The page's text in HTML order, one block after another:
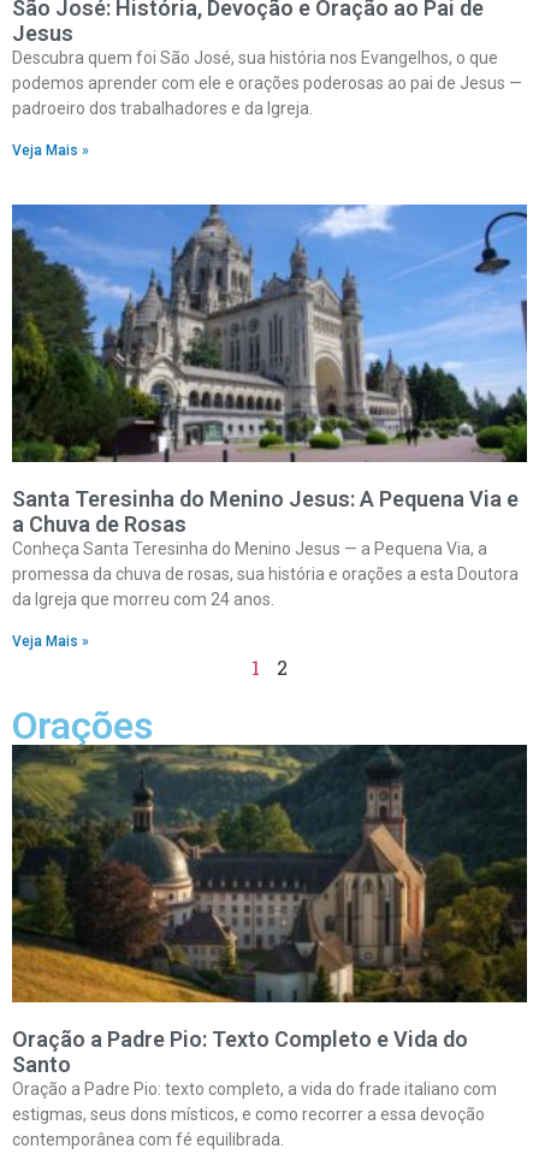
São José: História, Devoção e Oração ao Pai de
Jesus
Descubra quem foi São José, sua história nos Evangelhos, o que
podemos aprender com ele e orações poderosas ao pai de Jesus —
padroeiro dos trabalhadores e da Igreja.
Veja Mais »
Santa Teresinha do Menino Jesus: A Pequena Via e
a Chuva de Rosas
Conheça Santa Teresinha do Menino Jesus — a Pequena Via, a
promessa da chuva de rosas, sua história e orações a esta Doutora
da Igreja que morreu com 24 anos.
Veja Mais »
1 2
Orações
Oração a Padre Pio: Texto Completo e Vida do
Santo
Oração a Padre Pio: texto completo, a vida do frade italiano com
estigmas, seus dons místicos, e como recorrer a essa devoção
contemporânea com fé equilibrada.